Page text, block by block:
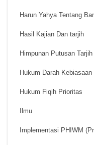
Harun Yahya Tentang
Hasil Kajian Dan tarjih
Himpunan Putusan
Hukum Darah Kebiasaan
Hukum Fiqih Prioritas
Ilmu
Implementasi PHIWM